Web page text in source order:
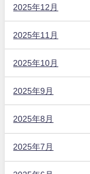
2025年12月
2025年11月
2025年10月
2025年9月
2025年8月
2025年7月